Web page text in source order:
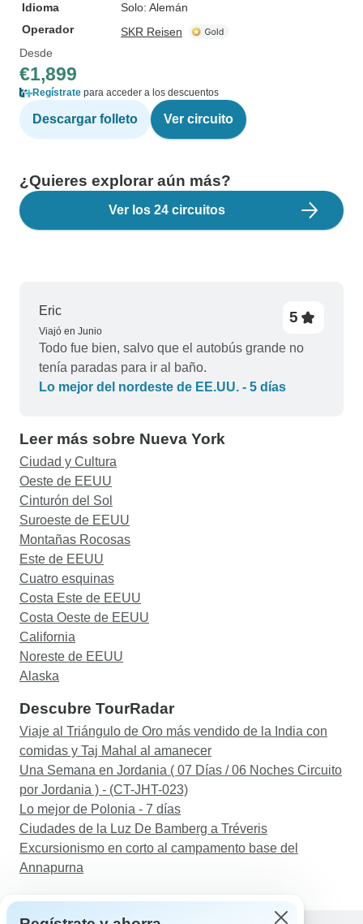
Idioma
Solo: Alemán
Operador
SKR Reisen
Desde
€1,899
Regístrate para acceder a los descuentos
Descargar folleto Ver circuito
¿Quieres explorar aún más?
Ver los 24 circuitos
Eric
Viajó en Junio
5
Todo fue bien, salvo que el autobús grande no
tenía paradas para ir al baño.
Lo mejor del nordeste de EE.UU. - 5 días
Leer más sobre Nueva York
Ciudad y Cultura
Oeste de EEUU
Cinturón del Sol
Suroeste de EEUU
Montañas Rocosas
Este de EEUU
Cuatro esquinas
Costa Este de EEUU
Costa Oeste de EEUU
California
Noreste de EEUU
Alaska
Descubre TourRadar
Viaje al Triángulo de Oro más vendido de la India con
comidas y Taj Mahal al amanecer
Una Semana en Jordania ( 07 Días / 06 Noches Circuito
por Jordania ) - (CT-JHT-023)
Lo mejor de Polonia - 7 días
Ciudades de la Luz De Bamberg a Tréveris
Excursionismo en corto al campamento base del
Annapurna